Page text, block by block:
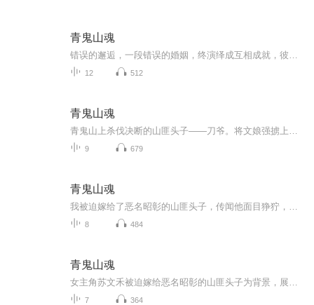
青鬼山魂
12 512
青鬼山魂
9 679
青鬼山魂
8 484
青鬼山魂
7 364